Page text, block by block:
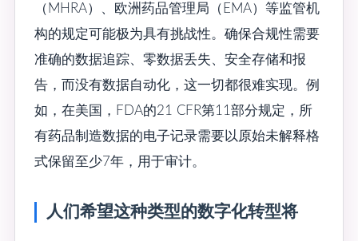
（MHRA）、欧洲药品管理局（EMA）等监管机
构的规定可能极为具有挑战性。确保合规性需要
准确的数据追踪、零数据丢失、安全存储和报
告，而没有数据自动化，这一切都很难实现。例
如，在美国，FDA的21 CFR第11部分规定，所
有药品制造数据的电子记录需要以原始未解释格
式保留至少7年，用于审计。
人们希望这种类型的数字化转型将